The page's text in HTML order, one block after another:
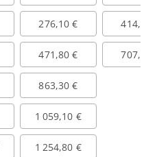
276,10 € 414,10
471,80 € 707,70
863,30 €
1 059,10 €
1 254,80 €